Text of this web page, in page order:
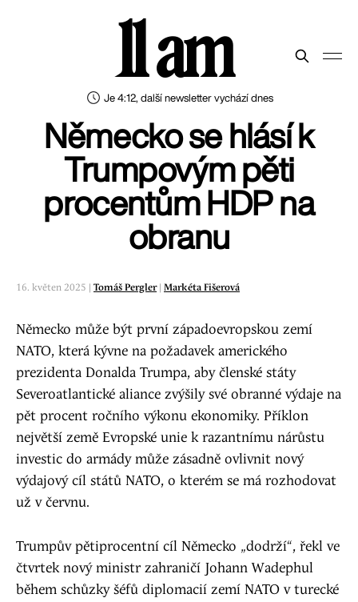
Je 4:12, další newsletter vychází dnes
11 am
Německo se hlásí k
Trumpovým pěti
procentům HDP na
obranu
16. květen 2025 | Tomáš Pergler| Markéta Fišerová
Německo může být první západoevropskou zemí
NATO, která kývne na požadavek amerického
prezidenta Donalda Trumpa, aby členské státy
Severoatlantické aliance zvýšily své obranné výdaje na
pět procent ročního výkonu ekonomiky. Příklon
největší země Evropské unie k razantnímu nárůstu
investic do armády může zásadně ovlivnit nový
výdajový cíl států NATO, o kterém se má rozhodovat
už v červnu.
Trumpův pětiprocentní cíl Německo „dodrží“, řekl ve
čtvrtek nový ministr zahraničí Johann Wadephul
během schůzky šéfů diplomacií zemí NATO v turecké